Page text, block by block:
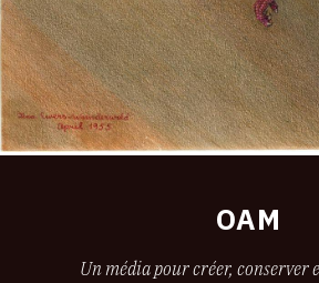
OAM
Un média pour créer, conserver